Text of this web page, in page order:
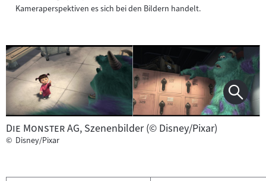
Kameraperspektiven es sich bei den Bildern handelt.
"
Die Monster AG", Szenenbilder (© Disney/Pixar)
© Disney/Pixar